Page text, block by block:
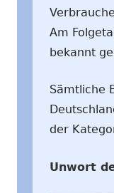
Am
bekannt
Sämtliche
der
Unwort